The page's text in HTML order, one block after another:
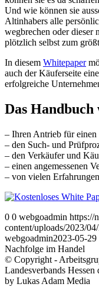
Und wie können sie
Altinhabers alle
wegbrechen oder dieser
plötzlich selbst zum
In diesem Whitepaper
auch der Käuferseite
erfolgreiche
Das
– Ihren Antrieb für einen
– den Such- und
– den Verkäufer und
– einen angemessenen
– von vielen
0 0 webgoadmin https://
content/uploads/2023/
webgoadmin2023-05-29
Nachfolge im Handel
© Copyright -
Landesverbands
by Lukas Adam Media